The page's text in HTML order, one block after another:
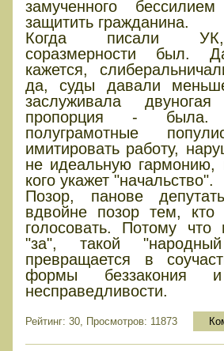
замученного
защитить гражданина.
Когда писали
соразмерности был.
кажется,
да, суды давали
заслуживала
пропорция -
полуграмотные
имитировать работу,
не идеальную гармонию,
кого укажет "начальство".
Позор, панове
вдвойне позор тем, кто
голосовать. Потому что
"за", такой
превращается в
формы беззакония
несправедливости.
Рейтинг: 30, Просмотров: 11873